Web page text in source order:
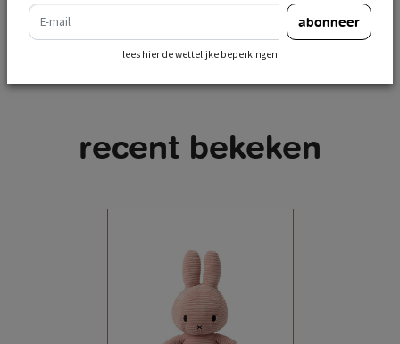
lees hier de wettelijke beperkingen
recent bekeken
e-mail
abonneer
lees hier de wettelijke beperkingen